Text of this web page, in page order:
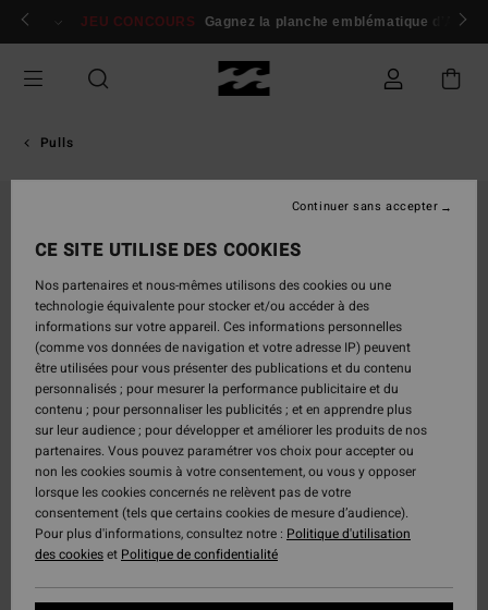
Passer
Se connecter / s'inscrire
JEU CONCOURS Gagnez la planche emblématique d'Andy
Pulls
CE SITE UTILISE DES COOKIES
Nos partenaires et nous-mêmes utilisons des cookies ou une
technologie équivalente pour stocker et/ou accéder à des
informations sur votre appareil. Ces informations personnelles
(comme vos données de navigation et votre adresse IP) peuvent
être utilisées pour vous présenter des publications et du contenu
personnalisés ; pour mesurer la performance publicitaire et du
contenu ; pour personnaliser les publicités ; et en apprendre plus
sur leur audience ; pour développer et améliorer les produits de nos
partenaires. Vous pouvez paramétrer vos choix pour accepter ou
non les cookies soumis à votre consentement, ou vous y opposer
lorsque les cookies concernés ne relèvent pas de votre
consentement (tels que certains cookies de mesure d’audience).
Pour plus d'informations, consultez notre : Politique d'utilisation
des cookieset Politique de confidentialité
Continuer sans accepter